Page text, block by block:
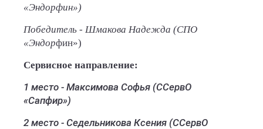
«Эндорфин»)
Победитель - Шмакова Надежда (СПО
«Эндорфин»)
Сервисное направление:
1 место - Максимова Софья (ССервО
«Сапфир»)
2 место - Седельникова Ксения (ССервО